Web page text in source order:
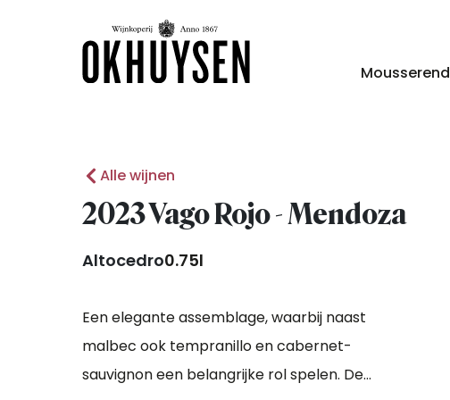
Mousserend
Alle wijnen
2023 Vago Rojo - Mendoza
Altocedro0.75l
Een elegante assemblage, waarbij naast
malbec ook tempranillo en cabernet-
sauvignon een belangrijke rol spelen. De